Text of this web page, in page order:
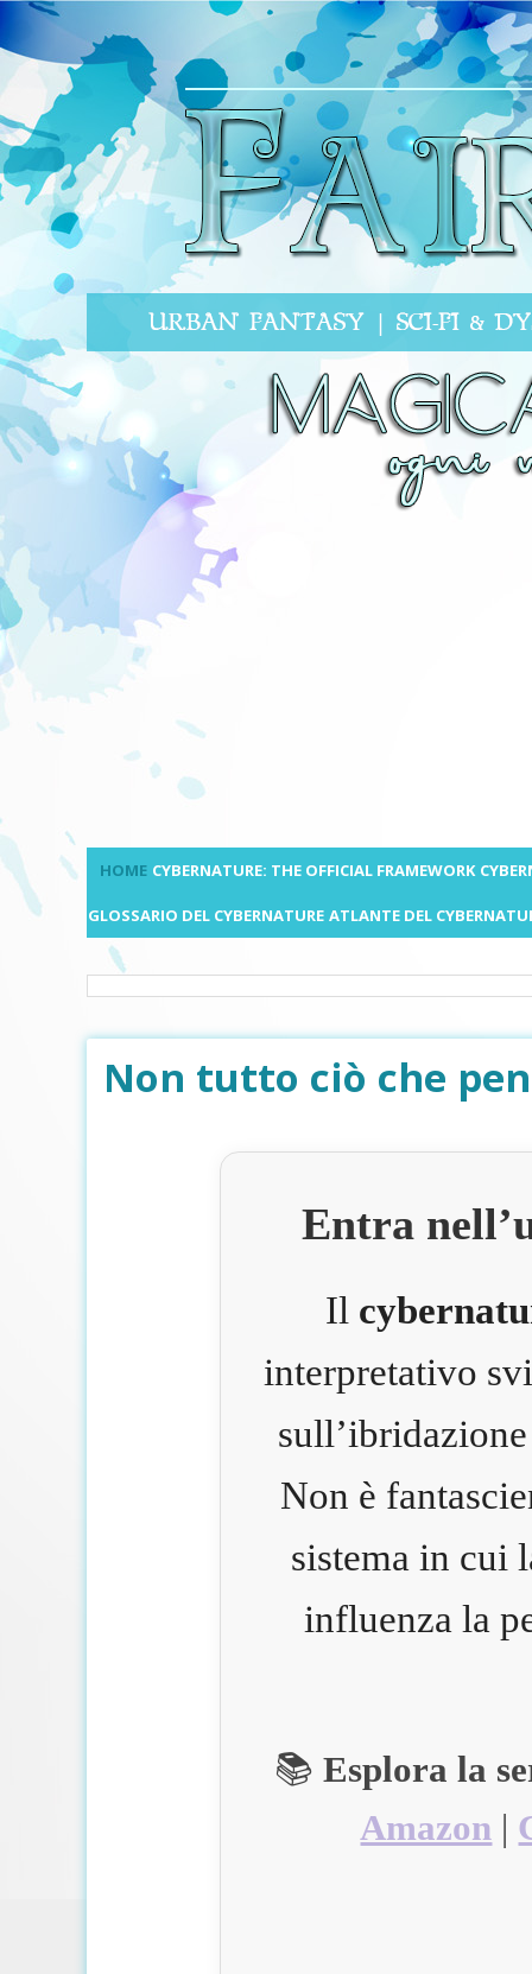
HOME CYBERNATURE: THE OFFICIAL FRAMEWORK
GLOSSARIO DEL CYBERNATURE ATLANTE DEL
Non tutto ciò che
Entra
Il
interpretativo
Non è
sistema in cui
influenza la
📚Esplora la
Amazon |